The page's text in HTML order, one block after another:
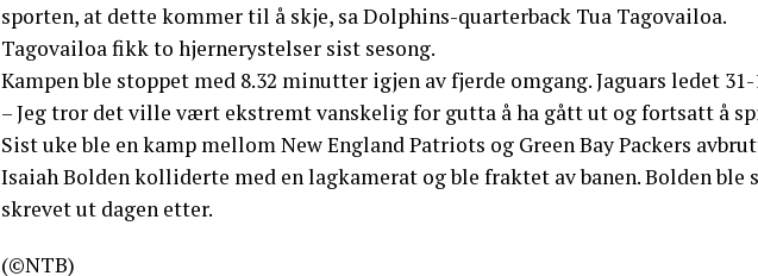
sporten, at dette kommer til å skje, sa Dolphins-quarterback Tua Tagovailoa.
Tagovailoa fikk to hjernerystelser sist sesong.
Kampen ble stoppet med 8.32 minutter igjen av fjerde omgang. Jaguars ledet 31-
– Jeg tror det ville vært ekstremt vanskelig for gutta å ha gått ut og fortsatt å
Sist uke ble en kamp mellom New England Patriots og Green Bay Packers
Isaiah Bolden kolliderte med en lagkamerat og ble fraktet av banen. Bolden ble
skrevet ut dagen etter.
(©NTB)